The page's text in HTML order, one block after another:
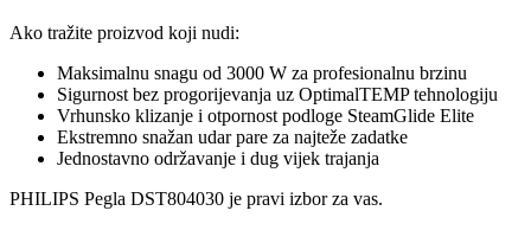
Ako tražite proizvod koji nudi:
Maksimalnu snagu od 3000 W za profesionalnu brzinu
Sigurnost bez progorijevanja uz OptimalTEMP tehnologiju
Vrhunsko klizanje i otpornost podloge SteamGlide Elite
Ekstremno snažan udar pare za najteže zadatke
Jednostavno održavanje i dug vijek trajanja
PHILIPS Pegla DST804030 je pravi izbor za vas.